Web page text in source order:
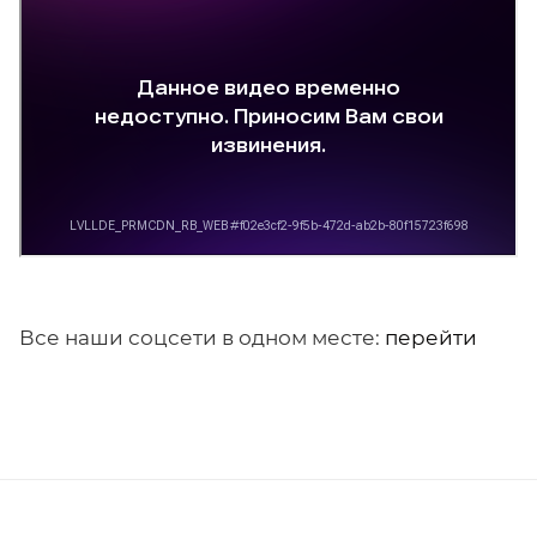
Все наши соцсети в одном месте: перейти